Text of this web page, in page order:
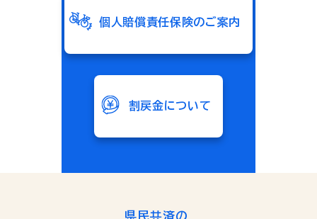
個人賠償責任保険のご案内
割戻金について
県民共済の